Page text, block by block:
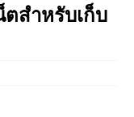
สำหรับเก็บ